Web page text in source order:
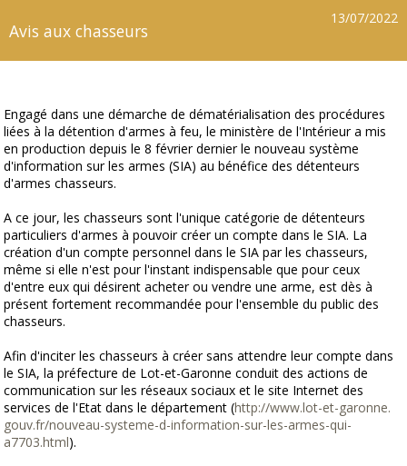
Avis aux chasseurs
13/07/2022
Engagé dans une démarche de dématérialisation des procédures
liées à la détention d'armes à feu, le ministère de l'Intérieur a mis
en production depuis le 8 février dernier le nouveau système
d'information sur les armes (SIA) au bénéfice des détenteurs
d'armes chasseurs.
A ce jour, les chasseurs sont l'unique catégorie de détenteurs
particuliers d'armes à pouvoir créer un compte dans le SIA. La
création d'un compte personnel dans le SIA par les chasseurs,
même si elle n'est pour l'instant indispensable que pour ceux
d'entre eux qui désirent acheter ou vendre une arme, est dès à
présent fortement recommandée pour l'ensemble du public des
chasseurs.
Afin d'inciter les chasseurs à créer sans attendre leur compte dans
le SIA, la préfecture de Lot-et-Garonne conduit des actions de
communication sur les réseaux sociaux et le site Internet des
services de l'Etat dans le département (http://www.lot-et-garonne.
gouv.fr/nouveau-systeme-d-information-sur-les-armes-qui-
a7703.html).